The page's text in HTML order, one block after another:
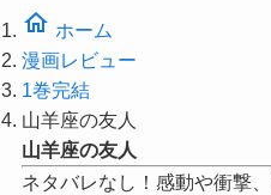
home ホーム
漫画レビュー
1巻完結
山羊座の友人
山羊座の友人
ネタバレなし！感動や衝撃